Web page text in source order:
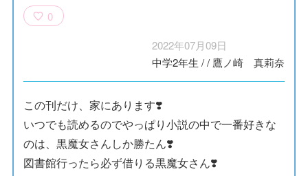
0
2022年07月09日
中学2年生 // 鷹ノ崎 真莉奈
この刊だけ、家にあります❣️
いつでも読めるのでやっぱり小説の中で一番好きな
のは、黒魔女さんしか勝たん❣️
図書館行ったら必ず借りる黒魔女さん❣️